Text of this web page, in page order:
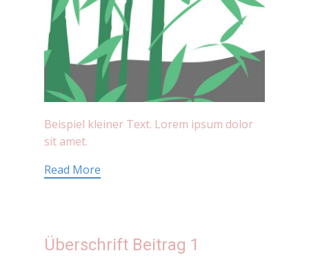
Beispiel kleiner Text. Lorem ipsum dolor
sit amet.
Read More
Überschrift Beitrag 1